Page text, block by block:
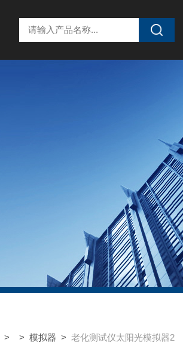
> > 模拟器 > 老化测试仪太阳光模拟器2